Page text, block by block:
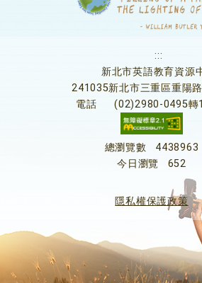
:::
新北市英語教育資源
241035新北市三重區重陽
電話
(02)2980-0495轉
總瀏覽數
4438963
今日瀏覽
652
隱私權保護政策